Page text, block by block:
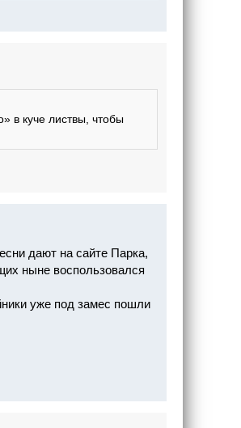
в куче листвы, чтобы
дают на сайте Парка,
ныне воспользовался
уже под замес пошли